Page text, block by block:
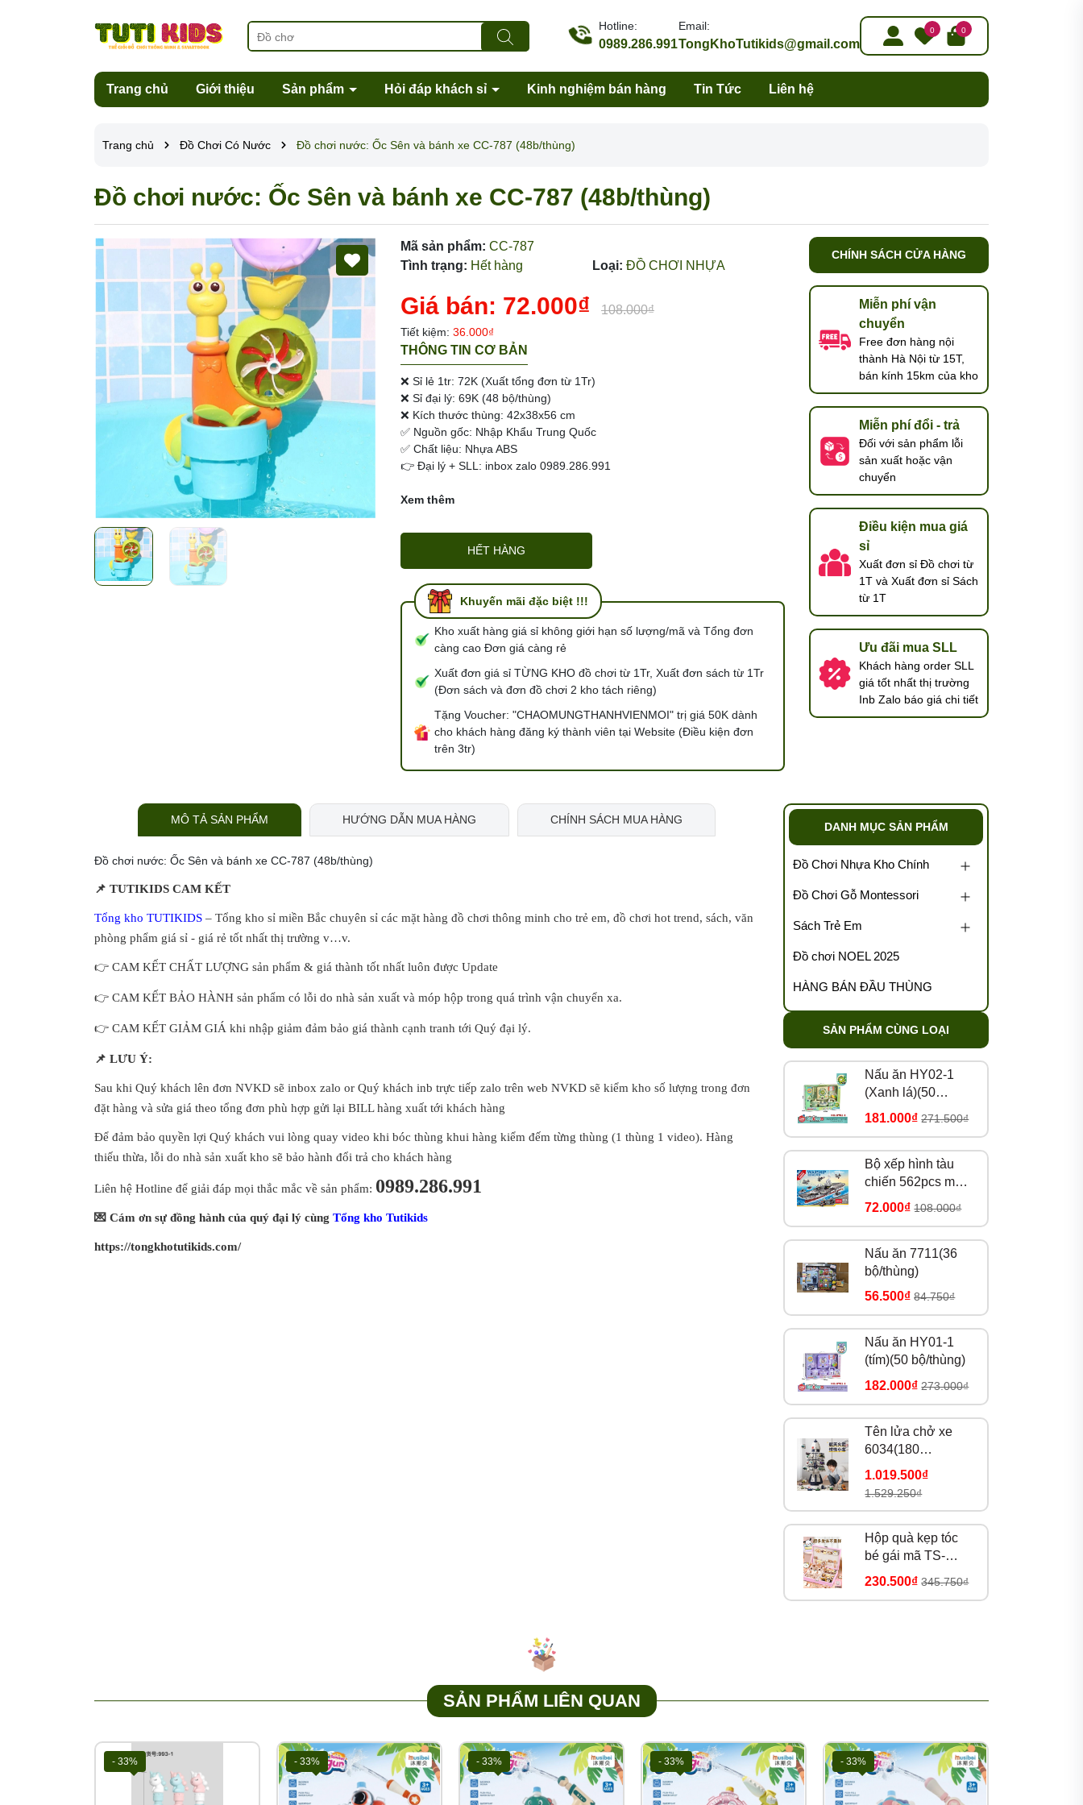
Hotline:
0989.286.991
Email:
TongKhoTutikids@gmail.com
0 0
Trang chủ Giới thiệu Sản phẩm Hỏi đáp khách sỉ Kinh nghiệm bán hàng Tin Tức Liên hệ
Trang chủ Đồ Chơi Có Nước Đồ chơi nước: Ốc Sên và bánh xe CC-787 (48b/thùng)
Đồ chơi nước: Ốc Sên và bánh xe CC-787 (48b/thùng)
Mã sản phẩm: CC-787
Tình trạng: Hết hàng Loại: ĐỒ CHƠI NHỰA
Giá bán: 72.000₫ 108.000₫
Tiết kiệm: 36.000₫
THÔNG TIN CƠ BẢN
❌ Sỉ lẻ 1tr: 72K (Xuất tổng đơn từ 1Tr)
❌ Sỉ đại lý: 69K (48 bộ/thùng)
❌ Kích thước thùng: 42x38x56 cm
✅ Nguồn gốc: Nhập Khẩu Trung Quốc
✅ Chất liệu: Nhựa ABS
👉 Đại lý + SLL: inbox zalo 0989.286.991
Xem thêm
HẾT HÀNG
Khuyến mãi đặc biệt !!!
Kho xuất hàng giá sỉ không giới hạn số lượng/mã và Tổng đơn
càng cao Đơn giá càng rẻ
Xuất đơn giá sỉ TỪNG KHO đồ chơi từ 1Tr, Xuất đơn sách từ 1Tr
(Đơn sách và đơn đồ chơi 2 kho tách riêng)
Tặng Voucher: "CHAOMUNGTHANHVIENMOI" trị giá 50K dành
cho khách hàng đăng ký thành viên tại Website (Điều kiện đơn
trên 3tr)
Mã giảm giá:
Ngày hết hạn:
Điều kiện:
CHÍNH SÁCH CỬA HÀNG
Miễn phí vận
chuyển
Free đơn hàng nội
thành Hà Nội từ 15T,
bán kính 15km của kho
Miễn phí đổi - trả
Đối với sản phẩm lỗi
sản xuất hoặc vận
chuyển
Điều kiện mua giá
sỉ
Xuất đơn sỉ Đồ chơi từ
1T và Xuất đơn sỉ Sách
từ 1T
Ưu đãi mua SLL
Khách hàng order SLL
giá tốt nhất thị trường
Inb Zalo báo giá chi tiết
MÔ TẢ SẢN PHẨM HƯỚNG DẪN MUA HÀNG CHÍNH SÁCH MUA HÀNG
Đồ chơi nước: Ốc Sên và bánh xe CC-787 (48b/thùng)
📌 TUTIKIDS CAM KẾT
Tổng kho TUTIKIDS – Tổng kho sỉ miền Bắc chuyên sỉ các mặt hàng đồ chơi thông minh cho trẻ em, đồ chơi hot trend, sách, văn
phòng phẩm giá sỉ - giá rẻ tốt nhất thị trường v…v.
👉 CAM KẾT CHẤT LƯỢNG sản phẩm & giá thành tốt nhất luôn được Update
👉 CAM KẾT BẢO HÀNH sản phẩm có lỗi do nhà sản xuất và móp hộp trong quá trình vận chuyển xa.
👉 CAM KẾT GIẢM GIÁ khi nhập giảm đảm bảo giá thành cạnh tranh tới Quý đại lý.
📌 LƯU Ý:
Sau khi Quý khách lên đơn NVKD sẽ inbox zalo or Quý khách inb trực tiếp zalo trên web NVKD sẽ kiểm kho số lượng trong đơn
đặt hàng và sửa giá theo tổng đơn phù hợp gửi lại BILL hàng xuất tới khách hàng
Để đảm bảo quyền lợi Quý khách vui lòng quay video khi bóc thùng khui hàng kiểm đếm từng thùng (1 thùng 1 video). Hàng
thiếu thừa, lỗi do nhà sản xuất kho sẽ bảo hành đổi trả cho khách hàng
Liên hệ Hotline để giải đáp mọi thắc mắc về sản phẩm: 0989.286.991
💌 Cám ơn sự đồng hành của quý đại lý cùng Tổng kho Tutikids
https://tongkhotutikids.com/
DANH MỤC SẢN PHẨM
Đồ Chơi Nhựa Kho Chính
Đồ Chơi Gỗ Montessori
Sách Trẻ Em
Đồ chơi NOEL 2025
HÀNG BÁN ĐẦU THÙNG
SẢN PHẨM CÙNG LOẠI
Nấu ăn HY02-1
(Xanh lá)(50
bộ/thùng)
181.000₫ 271.500₫
Bộ xếp hình tàu
chiến 562pcs mã
8979
72.000₫ 108.000₫
Nấu ăn 7711(36
bộ/thùng)
56.500₫ 84.750₫
Nấu ăn HY01-1
(tím)(50 bộ/thùng)
182.000₫ 273.000₫
Tên lửa chở xe
6034(180
bộ/thùng)
1.019.500₫
1.529.250₫
Hộp quà kẹp tóc
bé gái mã TS-
39A(25 bộ/thùng)
230.500₫ 345.750₫
SẢN PHẨM LIÊN QUAN
- 33% - 33% - 33% - 33% - 33%